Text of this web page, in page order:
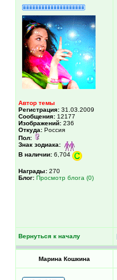
Автор темы
Регистрация: 31.03.2009
Сообщения: 12177
Изображений: 236
Откуда: Россия
Пол:
Знак зодиака:
В наличии: 6,704
Награды: 270
Блог: Просмотр блога (0)
Вернуться к началу
Марина Кошкина